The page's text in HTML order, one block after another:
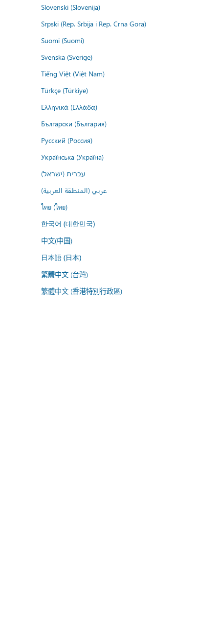
Slovenski (Slovenija)
Srpski (Rep. Srbija i Rep. Crna Gora)
Suomi (Suomi)
Svenska (Sverige)
Tiếng Việt (Việt Nam)
Türkçe (Türkiye)
Ελληνικά (Ελλάδα)
Български (България)
Русский (Россия)
Українська (Україна)
עברית (ישראל)
عربي (المنطقة العربية)
ไทย (ไทย)
한국어 (대한민국)
中文(中国)
日本語 (日本)
繁體中文 (台灣)
繁體中文 (香港特別行政區)